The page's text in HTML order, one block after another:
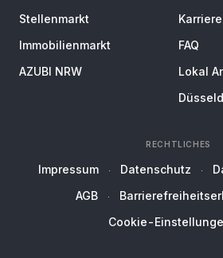
Stellenmarkt
Immobilienmarkt
AZUBI NRW
Karriere
FAQ
Lokal
RECHTLICHES
Impressum Datenschutz
AGB
Cookie-